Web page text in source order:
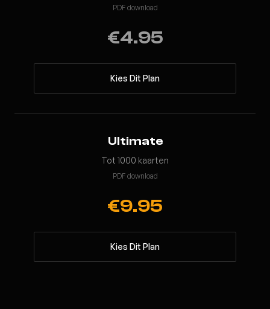
PDF download
€4.95
Kies Dit Plan
Ultimate
Tot 1000 kaarten
PDF download
€9.95
Kies Dit Plan